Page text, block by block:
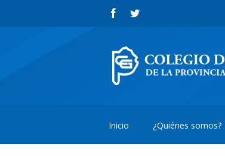
Inicio ¿Quiénes somos?